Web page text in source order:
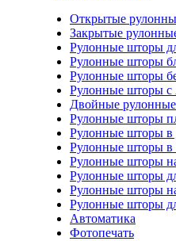
Открытые
Закрытые
Рулонные шторы
Рулонные шторы
Рулонные шторы
Рулонные шторы с
Двойные
Рулонные шторы
Рулонные шторы в
Рулонные шторы в
Рулонные шторы
Рулонные шторы
Рулонные шторы
Рулонные шторы
Автоматика
Фотопечать